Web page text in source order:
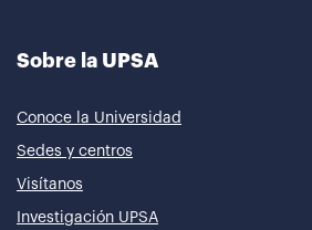
Sobre la UPSA
Conoce la Universidad
Sedes y centros
Visítanos
Investigación UPSA